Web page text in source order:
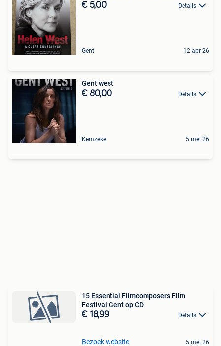
€ 5,00 Details
Gent 12 apr 26
Gent west
€ 80,00 Details
Kemzeke 5 mei 26
15 Essential Filmcomposers Film
Festival Gent op CD
€ 18,99 Details
Bezoek website 5 mei 26